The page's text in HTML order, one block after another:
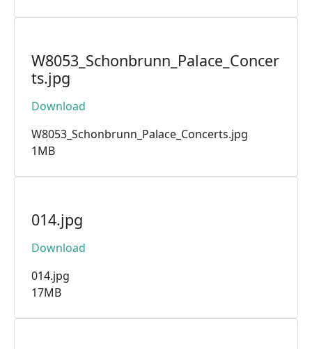
W8053_Schonbrunn_Palace_Concer
ts.jpg
Download
W8053_Schonbrunn_Palace_Concerts.jpg
1MB
014.jpg
Download
014.jpg
17MB